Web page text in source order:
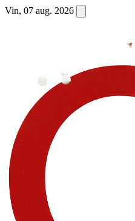
Vin, 07 aug. 2026